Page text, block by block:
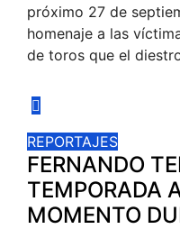
próximo 27 de
homenaje a las
de toros que el
REPORTAJES
FERNANDO
TEMPORADA
MOMENTO